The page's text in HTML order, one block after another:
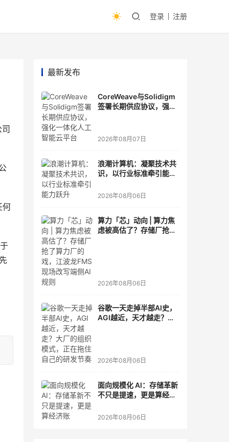
登录 注册
何
最新发布
CoreWeave与Solidigm
签署长期供应协议，强化
2026年08月07日
浪潮计算机：凝聚技术共
识，以行业标准牵引能力
2026年08月06日
算力「芯」动向 | 算力焦
虑被高估了？存储厂抢了
2026年08月06日
谷歌一天走掉半部AI史，
AGI越近，天才越走？大
2026年08月06日
面向规模化 AI：存储革新
不只是提速，更是算经济
2026年08月06日